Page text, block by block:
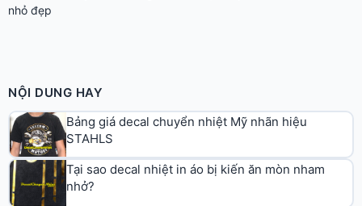
nhỏ đẹp
NỘI DUNG HAY
Bảng giá decal chuyển nhiệt Mỹ nhãn hiệu
STAHLS
Tại sao decal nhiệt in áo bị kiến ăn mòn nham
nhở?